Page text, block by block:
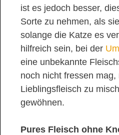
ist es jedoch besser,
Sorte zu nehmen, als
solange die Katze es
hilfreich sein, bei der
eine unbekannte
noch nicht fressen mag,
Lieblingsfleisch zu
gewöhnen.
Pures Fleisch ohne